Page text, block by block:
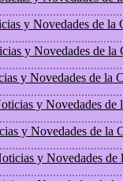
y Novedades de la
y Novedades de la
y Novedades de la
y Novedades de
y Novedades de la
y Novedades de